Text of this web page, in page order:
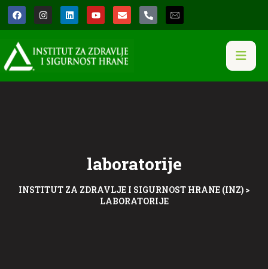
laboratorije
INSTITUT ZA ZDRAVLJE I SIGURNOST HRANE (INZ)>
LABORATORIJE